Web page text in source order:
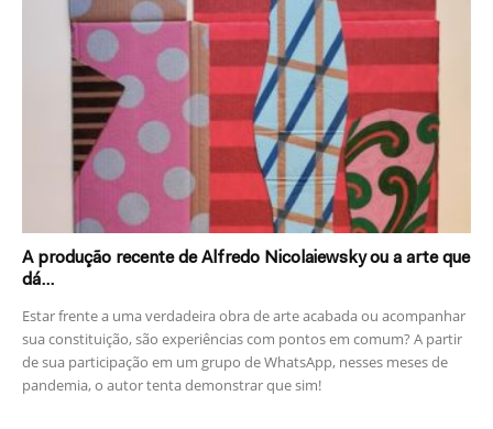
A produção recente de Alfredo Nicolaiewsky ou a arte que
dá...
Estar frente a uma verdadeira obra de arte acabada ou acompanhar
sua constituição, são experiências com pontos em comum? A partir
de sua participação em um grupo de WhatsApp, nesses meses de
pandemia, o autor tenta demonstrar que sim!